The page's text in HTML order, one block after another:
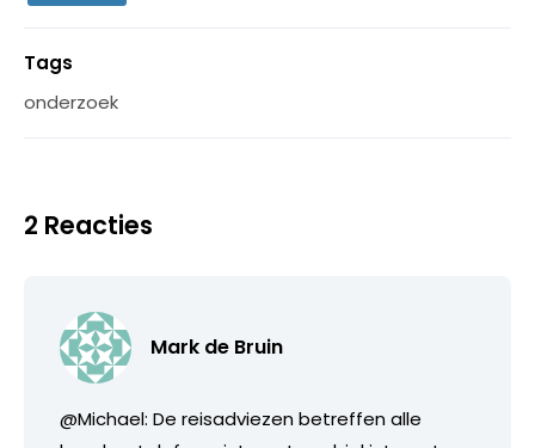
Tags
onderzoek
2 Reacties
Mark de Bruin
@Michael: De reisadviezen betreffen alle